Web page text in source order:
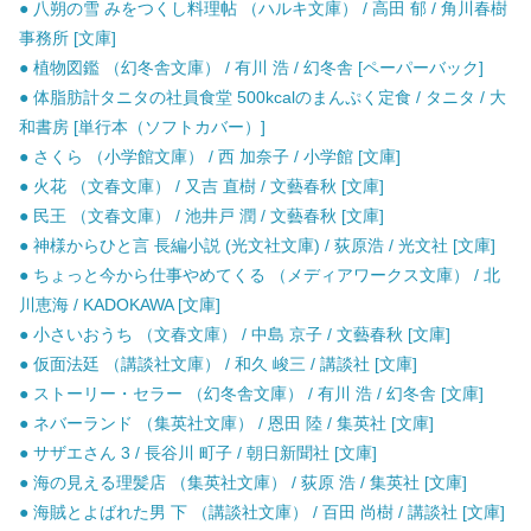
● 八朔の雪 みをつくし料理帖 （ハルキ文庫） / 高田 郁 / 角川春樹
事務所 [文庫]
● 植物図鑑 （幻冬舎文庫） / 有川 浩 / 幻冬舎 [ペーパーバック]
● 体脂肪計タニタの社員食堂 500kcalのまんぷく定食 / タニタ / 大
和書房 [単行本（ソフトカバー）]
● さくら （小学館文庫） / 西 加奈子 / 小学館 [文庫]
● 火花 （文春文庫） / 又吉 直樹 / 文藝春秋 [文庫]
● 民王 （文春文庫） / 池井戸 潤 / 文藝春秋 [文庫]
● 神様からひと言 長編小説 (光文社文庫) / 荻原浩 / 光文社 [文庫]
● ちょっと今から仕事やめてくる （メディアワークス文庫） / 北
川恵海 / KADOKAWA [文庫]
● 小さいおうち （文春文庫） / 中島 京子 / 文藝春秋 [文庫]
● 仮面法廷 （講談社文庫） / 和久 峻三 / 講談社 [文庫]
● ストーリー・セラー （幻冬舎文庫） / 有川 浩 / 幻冬舎 [文庫]
● ネバーランド （集英社文庫） / 恩田 陸 / 集英社 [文庫]
● サザエさん 3 / 長谷川 町子 / 朝日新聞社 [文庫]
● 海の見える理髪店 （集英社文庫） / 荻原 浩 / 集英社 [文庫]
● 海賊とよばれた男 下 （講談社文庫） / 百田 尚樹 / 講談社 [文庫]